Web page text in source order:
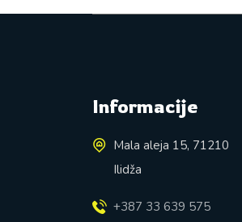
Informacije
Mala aleja 15, 71210
Ilidža
+387 33 639 575